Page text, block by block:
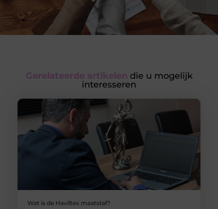
Gerelateerde artikelen die u mogelijk
interesseren
Wat is de Haviltex maatstaf?